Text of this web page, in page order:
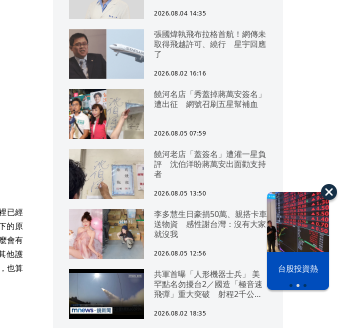
之下
台股投資熱
2026.08.04 14:35
張國煒執飛布拉格首航！網傳未
取得飛越許可、繞行 星宇回應
了
2026.08.02 16:16
饒河名店「秀蓋掉蔣萬安簽名」
遭出征 網號召刷五星幫補血
2026.08.05 07:59
饒河老店「蓋簽名」遭灌一星負
評 沈伯洋盼蔣萬安出面勸支持
者
2026.08.05 13:50
李多慧生日豪捐50萬、親搭卡車
送物資 感性謝台灣：沒有大家
就沒我
2026.08.05 12:56
共軍首曝「人形機器士兵」 美
罕點名勿擾台2／國造「極音速
飛彈」重大突破 射程2千公里
2026.08.02 18:35